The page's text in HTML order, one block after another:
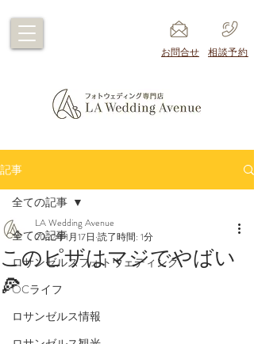
​お問合せ ​相談予約
記事
全ての記事
ロサンゼルスフォトウェディング
OCライフ
ロサンゼルス情報
全ての記事
このピザはマジでやばい
🍕
LA Wedding Avenue
2022年1月17日 読了時間: 1分